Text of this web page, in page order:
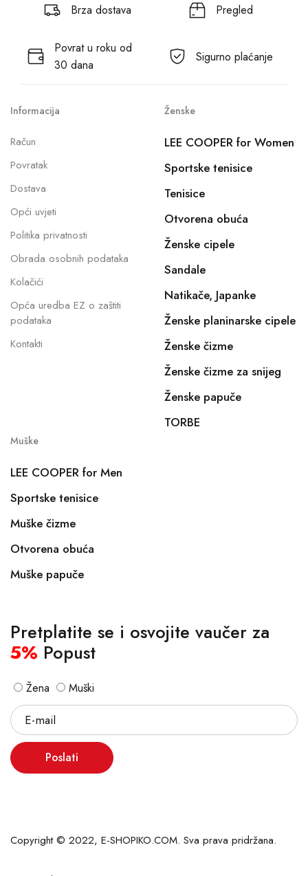
Brza dostava Pregled
Povrat u roku od
30 dana
Sigurno plaćanje
Informacija
Račun
Povratak
Dostava
Opći uvjeti
Politika privatnosti
Obrada osobnih podataka
Kolačići
Opća uredba EZ o zaštiti
podataka
Kontakti
Ženske
LEE COOPER for Women
Sportske tenisice
Tenisice
Otvorena obuća
Ženske cipele
Sandale
Natikače, Japanke
Ženske planinarske cipele
Ženske čizme
Ženske čizme za snijeg
Ženske papuče
TORBE
Muške
LEE COOPER for Men
Sportske tenisice
Muške čizme
Otvorena obuća
Muške papuče
Pretplatite se i osvojite vaučer za
5% Popust
Žena Muški
Poslati
Copyright © 2022, E-SHOPIKO.COM. Sva prava pridržana.